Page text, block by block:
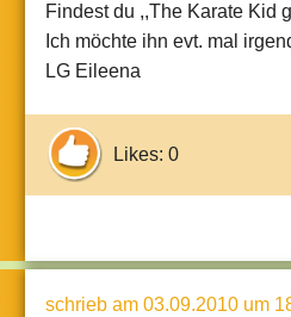
Findest du ,,The Karate Kid
Ich möchte ihn evt. mal
LG Eileena
Likes: 0
schrieb am 03.09.2010 um